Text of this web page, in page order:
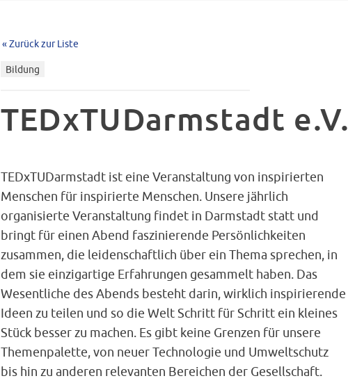
« Zurück zur Liste
Bildung
TEDxTUDarmstadt e.V.
TEDxTUDarmstadt ist eine Veranstaltung von inspirierten
Menschen für inspirierte Menschen. Unsere jährlich
organisierte Veranstaltung findet in Darmstadt statt und
bringt für einen Abend faszinierende Persönlichkeiten
zusammen, die leidenschaftlich über ein Thema sprechen, in
dem sie einzigartige Erfahrungen gesammelt haben. Das
Wesentliche des Abends besteht darin, wirklich inspirierende
Ideen zu teilen und so die Welt Schritt für Schritt ein kleines
Stück besser zu machen. Es gibt keine Grenzen für unsere
Themenpalette, von neuer Technologie und Umweltschutz
bis hin zu anderen relevanten Bereichen der Gesellschaft.